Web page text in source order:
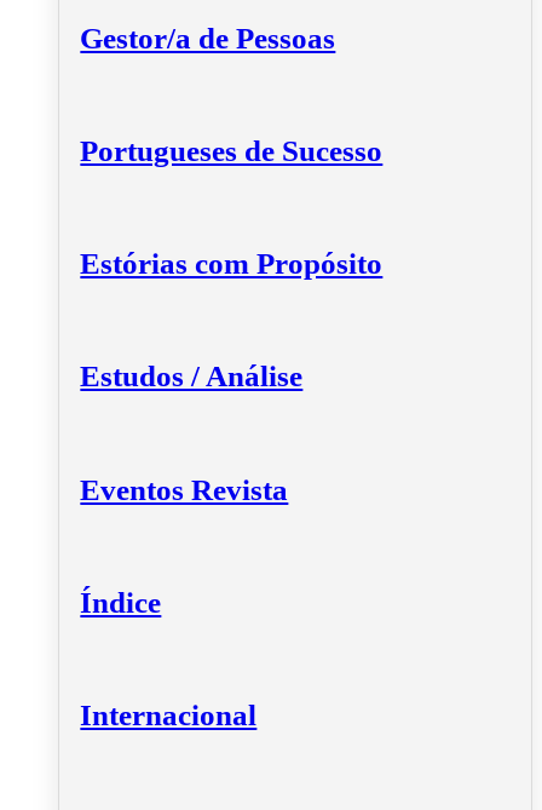
Gestor/a de Pessoas
Portugueses de Sucesso
Estórias com Propósito
Estudos / Análise
Eventos Revista
Índice
Internacional